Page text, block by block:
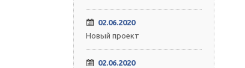
02.06.2020
Новый проект
02.06.2020